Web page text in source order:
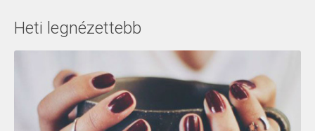
Heti legnézettebb